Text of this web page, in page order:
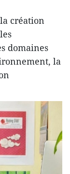
création
domaines
la